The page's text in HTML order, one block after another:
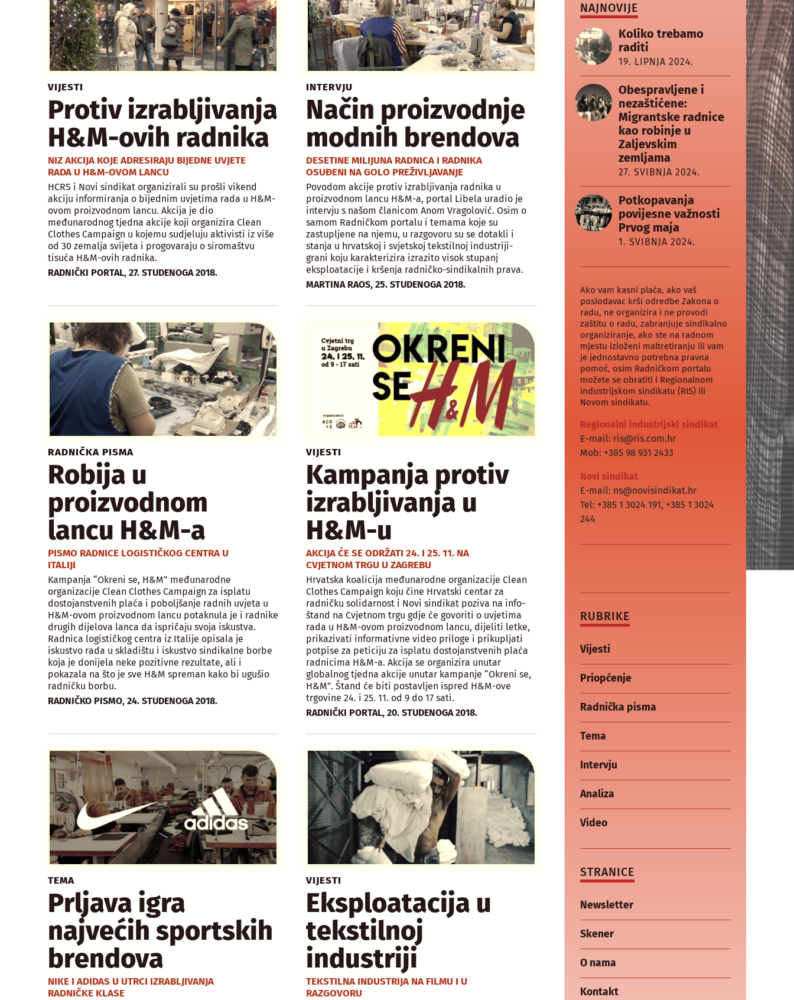
VIJESTI
Protiv izrabljivanja
H&M-ovih radnika
NIZ AKCIJA KOJE ADRESIRAJU BIJEDNE UVJETE
RADA U H&M-OVOM LANCU
HCRS i Novi sindikat organizirali su prošli vikend
akciju informiranja o bijednim uvjetima rada u H&M-
ovom proizvodnom lancu. Akcija je dio
međunarodnog tjedna akcije koji organizira Clean
Clothes Campaign u kojemu sudjeluju aktivisti iz više
od 30 zemalja svijeta i progovaraju o siromaštvu
tisuća H&M-ovih radnika.
RADNIČKI PORTAL, 27. STUDENOGA 2018.
INTERVJU
Način proizvodnje
modnih brendova
DESETINE MILIJUNA RADNICA I RADNIKA
OSUĐENI NA GOLO PREŽIVLJAVANJE
Povodom akcije protiv izrabljivanja radnika u
proizvodnom lancu H&M-a, portal Libela uradio je
intervju s našom članicom Anom Vragolović. Osim o
samom Radničkom portalu i temama koje su
zastupljene na njemu, u razgovoru su se dotakli i
stanja u hrvatskoj i svjetskoj tekstilnoj industriji-
grani koju karakterizira izrazito visok stupanj
eksploatacije i kršenja radničko-sindikalnih prava.
MARTINA RAOS,25. STUDENOGA 2018.
RADNIČKA PISMA
Robija u
proizvodnom
lancu H&M-a
PISMO RADNICE LOGISTIČKOG CENTRA U
ITALIJI
Kampanja “Okreni se, H&M” međunarodne
organizacije Clean Clothes Campaign za isplatu
dostojanstvenih plaća i poboljšanje radnih uvjeta u
H&M-ovom proizvodnom lancu potaknula je i radnike
drugih dijelova lanca da ispričaju svoja iskustva.
Radnica logističkog centra iz Italije opisala je
iskustvo rada u skladištu i iskustvo sindikalne borbe
koja je donijela neke pozitivne rezultate, ali i
pokazala na što je sve H&M spreman kako bi ugušio
radničku borbu.
RADNIČKO PISMO, 24. STUDENOGA 2018.
VIJESTI
Kampanja protiv
izrabljivanja u
H&M-u
AKCIJA ĆE SE ODRŽATI 24. I 25. 11. NA
CVJETNOM TRGU U ZAGREBU
Hrvatska koalicija međunarodne organizacije Clean
Clothes Campaign koju čine Hrvatski centar za
radničku solidarnost i Novi sindikat poziva na info-
štand na Cvjetnom trgu gdje će govoriti o uvjetima
rada u H&M-ovom proizvodnom lancu, dijeliti letke,
prikazivati informativne video priloge i prikupljati
potpise za peticiju za isplatu dostojanstvenih plaća
radnicima H&M-a. Akcija se organizira unutar
globalnog tjedna akcije unutar kampanje “Okreni se,
H&M”. Štand će biti postavljen ispred H&M-ove
trgovine 24. i 25. 11. od 9 do 17 sati.
RADNIČKI PORTAL,20. STUDENOGA 2018.
TEMA
Prljava igra
najvećih sportskih
brendova
NIKE I ADIDAS U UTRCI IZRABLJIVANJA
RADNIČKE KLASE
VIJESTI
Eksploatacija u
tekstilnoj
industriji
TEKSTILNA INDUSTRIJA NA FILMU I U
RAZGOVORU
NAJNOVIJE
Koliko trebamo
raditi
19. LIPNJA 2024.
Obespravljene i
nezaštićene:
Migrantske radnice
kao robinje u
Zaljevskim
zemljama
27. SVIBNJA 2024.
Potkopavanja
povijesne važnosti
Prvog maja
1. SVIBNJA 2024.
Ako vam kasni plaća, ako vaš
poslodavac krši odredbe Zakona o
radu, ne organizira i ne provodi
zaštitu o radu, zabranjuje sindikalno
organiziranje, ako ste na radnom
mjestu izloženi maltretiranju ili vam
je jednostavno potrebna pravna
pomoć, osim Radničkom portalu
možete se obratiti i Regionalnom
industrijskom sindikatu (RIS) ili
Novom sindikatu.
Regionalni industrijski sindikat
E-mail: ris@ris.com.hr
Mob: +385 98 931 2433
Novi sindikat
E-mail: ns@novisindikat.hr
Tel: +385 1 3024 191, +385 1 3024
244
RUBRIKE
Vijesti
Priopćenje
Radnička pisma
Tema
Intervju
Analiza
Video
STRANICE
Newsletter
Skener
O nama
Kontakt